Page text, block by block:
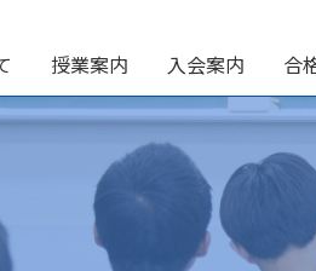
授業案内 入会案内 合